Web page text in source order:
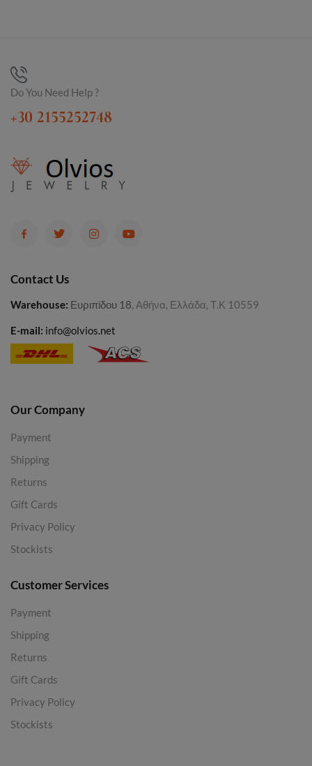
Do You Need Help ?
+30 2155252748
Contact Us
Warehouse: Ευριπίδου 18, Αθήνα, Ελλάδα, Τ.Κ 10559
E-mail: info@olvios.net
Our Company
Payment
Shipping
Returns
Gift Cards
Privacy Policy
Stockists
Customer Services
Payment
Shipping
Returns
Gift Cards
Privacy Policy
Stockists